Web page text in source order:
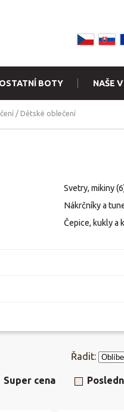
OSTATNÍ BOTY NAŠE
/ Dětské oblečení
Svetry, mikiny
Nákrčníky a
Čepice, kukly a
Řadit:
Super cena